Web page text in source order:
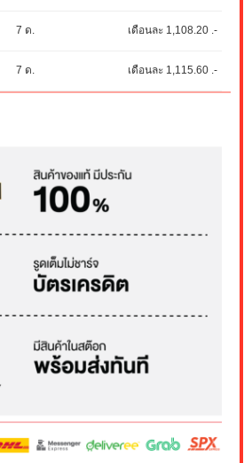
7 ด. เดือนละ 1,108.20 .-
7 ด. เดือนละ 1,115.60 .-